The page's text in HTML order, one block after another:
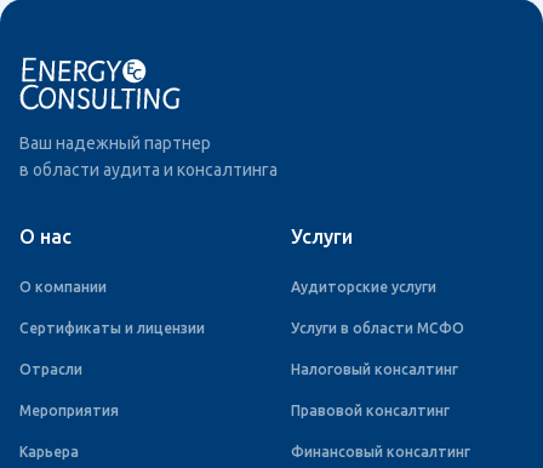
Ваш надежный партнер
в области аудита и консалтинга
О нас
О компании
Сертификаты и лицензии
Отрасли
Мероприятия
Карьера
Услуги
Аудиторские услуги
Услуги в области МСФО
Налоговый консалтинг
Правовой консалтинг
Финансовый консалтинг